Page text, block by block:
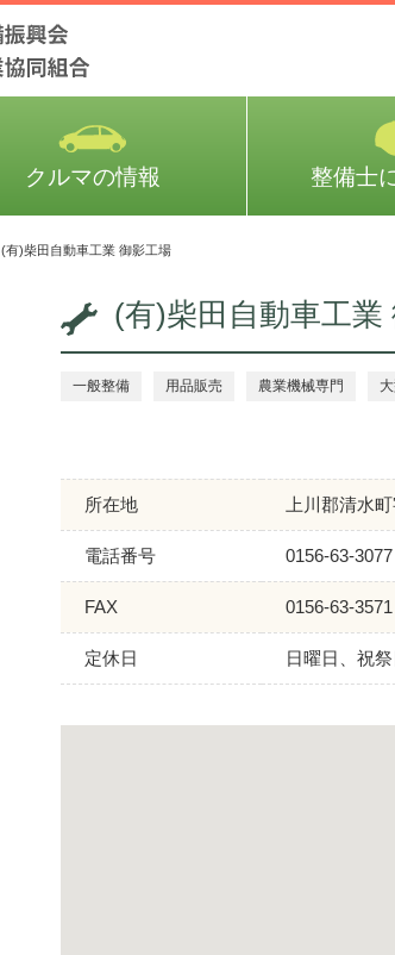
クルマの情報 整備士
(有)柴田自動車工業 御影工場
(有)柴田自動車工業
一般整備 用品販売 農業機械専門
所在地 上川郡清水
電話番号 0156-63-3077
FAX 0156-63-3571
定休日 日曜日、祝